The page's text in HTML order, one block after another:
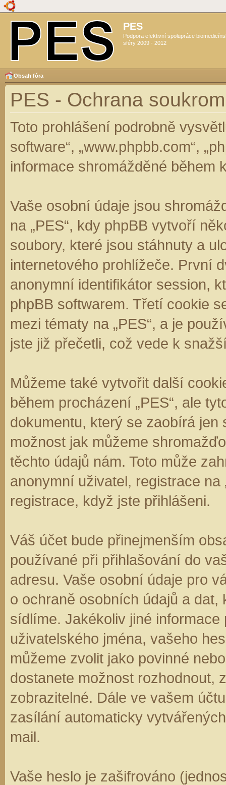
PES
Podpora efektivní spolupráce
sféry 2009 - 2012
Obsah fóra
PES - Ochrana
Toto prohlášení podrobně
software“, „www.phpbb.com“,
informace shromážděné během
Vaše osobní údaje jsou
na „PES“, kdy phpBB vytvoří
soubory, které jsou stáhnuty a
internetového prohlížeče. První
anonymní identifikátor session,
phpBB softwarem. Třetí cookie
mezi tématy na „PES“, a je
jste již přečetli, což vede k
Můžeme také vytvořit další
během procházení „PES“, ale
dokumentu, který se zaobírá jen
možnost jak můžeme
těchto údajů nám. Toto může
anonymní uživatel, registrace
registrace, když jste přihlášeni.
Váš účet bude přinejmenším
používané při přihlašování do
adresu. Vaše osobní údaje pro
o ochraně osobních údajů a
sídlíme. Jakékoliv jiné informace
uživatelského jména, vašeho
můžeme zvolit jako povinné
dostanete možnost rozhodnout,
zobrazitelné. Dále ve vašem
zasílání automaticky
mail.
Vaše heslo je zašifrováno